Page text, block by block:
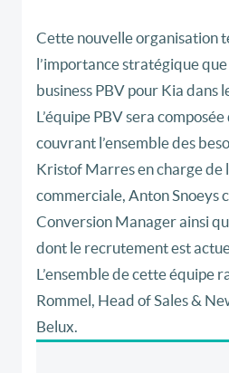
Cette nouvelle organisation
l’importance stratégique
business PBV pour Kia dans
L’équipe PBV sera
couvrant l’ensemble des
Kristof Marres en charge de
commerciale, Anton Snoeys
Conversion Manager ainsi
dont le recrutement est
L’ensemble de cette équipe
Rommel, Head of Sales &
Belux.